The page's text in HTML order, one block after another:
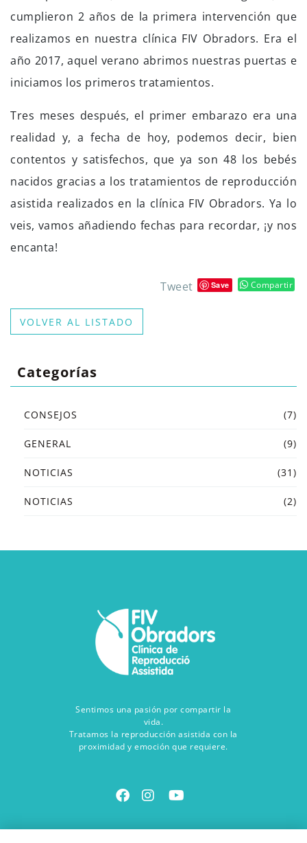
Categorías
CONSEJOS (7)
GENERAL (9)
NOTICIAS (31)
NOTICIAS (2)
cumplieron 2 años de la primera intervención que
realizamos en nuestra clínica FIV Obradors. Era el
año 2017, aquel verano abrimos nuestras puertas e
iniciamos los primeros tratamientos.
Tres meses después, el primer embarazo era una
realidad y, a fecha de hoy, podemos decir, bien
contentos y satisfechos, que ya son 48 los bebés
nacidos gracias a los tratamientos de reproducción
asistida realizados en la clínica FIV Obradors. Ya lo
veis, vamos añadiendo fechas para recordar, ¡y nos
encanta!
Tweet Save Compartir
VOLVER AL LISTADO
Sentimos una pasión por compartir la
vida.
Tratamos la reproducción asistida con la
proximidad y emoción que requiere.